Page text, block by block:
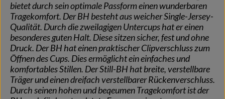
bietet durch sein optimale Passform einen wunderbaren
Tragekomfort. Der BH besteht aus weicher Single-Jersey-
Qualität. Durch die zweilagigen Untercups hat er einen
besonderes guten Halt. Diese sitzen sicher, fest und ohne
Druck. Der BH hat einen praktischer Clipverschluss zum
Öffnen des Cups. Dies ermöglicht ein einfaches und
komfortables Stillen. Der Still-BH hat breite, verstellbare
Träger und einen dreifach verstellbarer Rückenverschluss.
Durch seinen hohen und beqeumen Tragekomfort ist der